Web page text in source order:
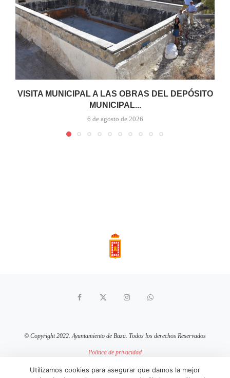
VISITA MUNICIPAL A LAS OBRAS DEL DEPÓSITO
MUNICIPAL...
6 de agosto de 2026
© Copyright 2022. Ayuntamiento de Baza. Todos los derechos Reservados
Política de privacidad
Política de cookies
Utilizamos cookies para asegurar que damos la mejor